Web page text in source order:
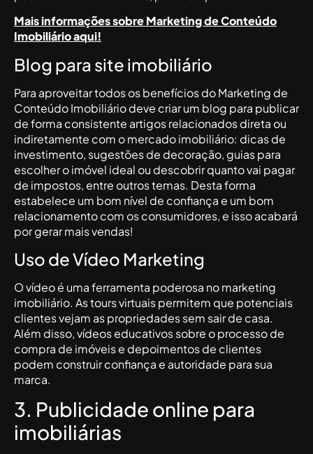
Mais informações sobre Marketing de Conteúdo
Imobiliário aqui!
Blog para site imobiliário
Para aproveitar todos os benefícios do Marketing de
Conteúdo Imobiliário deve criar um blog para publicar
de forma consistente artigos relacionados direta ou
indiretamente com o mercado imobiliário: dicas de
investimento, sugestões de decoração, guias para
escolher o imóvel ideal ou descobrir quanto vai pagar
de impostos, entre outros temas. Desta forma
estabelece um bom nível de confiança e um bom
relacionamento com os consumidores, e isso acabará
por gerar mais vendas!
Uso de Vídeo Marketing
O vídeo é uma ferramenta poderosa no marketing
imobiliário. As tours virtuais permitem que potenciais
clientes vejam as propriedades sem sair de casa.
Além disso, vídeos educativos sobre o processo de
compra de imóveis e depoimentos de clientes
podem construir confiança e autoridade para sua
marca.
3. Publicidade online para
imobiliárias